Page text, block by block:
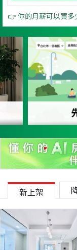
👉 你的月薪可以買多
新上架